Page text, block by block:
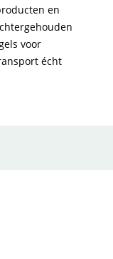
en
voor
écht